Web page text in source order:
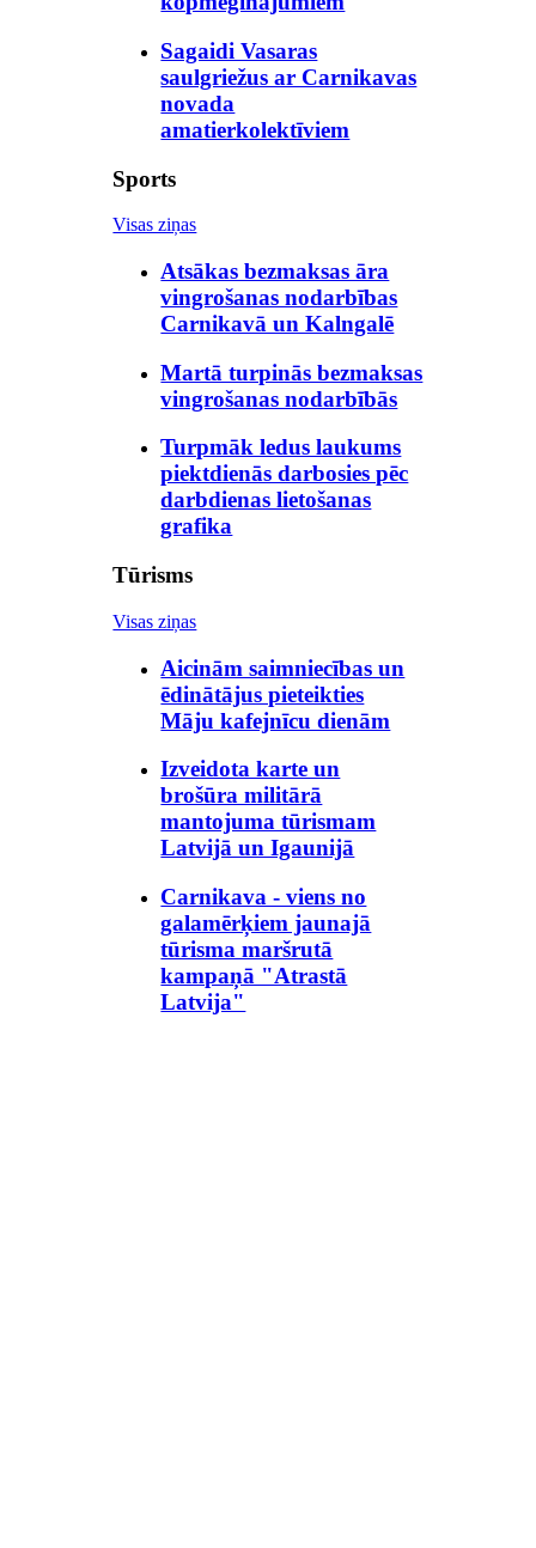
Sagaidi Vasaras
saulgriežus ar Carnikavas
novada
amatierkolektīviem
Sports
Visas ziņas
Atsākas bezmaksas āra
vingrošanas nodarbības
Carnikavā un Kalngalē
Martā turpinās bezmaksas
vingrošanas nodarbībās
Turpmāk ledus laukums
piektdienās darbosies pēc
darbdienas lietošanas
grafika
Tūrisms
Visas ziņas
Aicinām saimniecības un
ēdinātājus pieteikties
Māju kafejnīcu dienām
Izveidota karte un
brošūra militārā
mantojuma tūrismam
Latvijā un Igaunijā
Carnikava - viens no
galamērķiem jaunajā
tūrisma maršrutā
kampaņā "Atrastā
Latvija"